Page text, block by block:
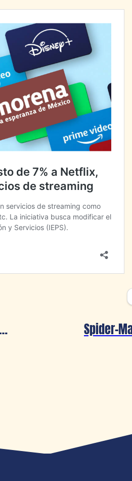
Disney+ y otros servicios de streaming